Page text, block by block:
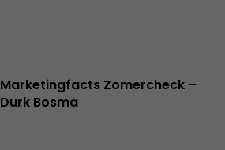
Marketingfacts Zomercheck –
Durk Bosma